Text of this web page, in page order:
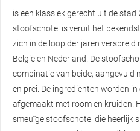
is een klassiek gerecht uit de stad
stoofschotel is veruit het
zich in de loop der jaren verspreid
België en Nederland. De
combinatie van beide, aangevuld
en prei. De ingrediënten worden
afgemaakt met room en kruiden.
smeuïge stoofschotel die heerlijk